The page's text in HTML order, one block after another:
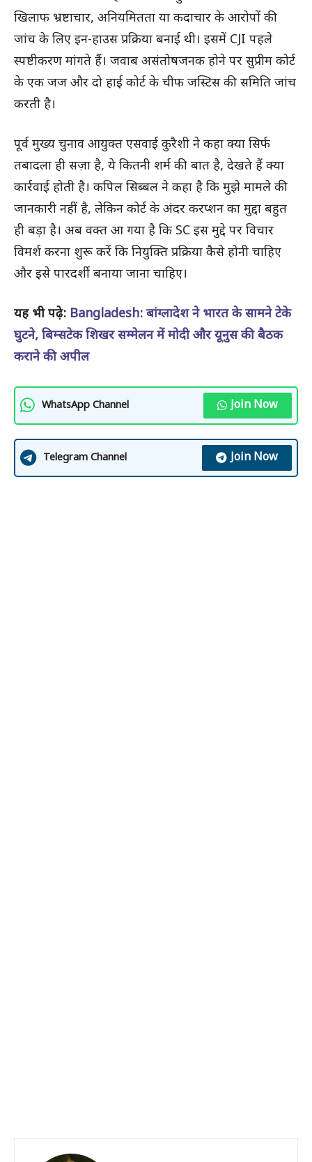
खिलाफ भ्रष्टाचार, अनियमितता या कदाचार के आरोपों की
जांच के लिए इन-हाउस प्रक्रिया बनाई थी। इसमें CJI पहले
स्पष्टीकरण मांगते हैं। जवाब असंतोषजनक होने पर सुप्रीम कोर्ट
के एक जज और दो हाई कोर्ट के चीफ जस्टिस की समिति जांच
करती है।
पूर्व मुख्य चुनाव आयुक्त एसवाई कुरैशी ने कहा क्या सिर्फ
तबादला ही सज़ा है, ये कितनी शर्म की बात है, देखते हैं क्या
कार्रवाई होती है। कपिल सिब्बल ने कहा है कि मुझे मामले की
जानकारी नहीं है, लेकिन कोर्ट के अंदर करप्शन का मुद्दा बहुत
ही बड़ा है। अब वक्त आ गया है कि SC इस मुद्दे पर विचार
विमर्श करना शुरू करें कि नियुक्ति प्रक्रिया कैसे होनी चाहिए
और इसे पारदर्शी बनाया जाना चाहिए।
यह भी पढ़े: Bangladesh: बांग्लादेश ने भारत के सामने टेके
घुटने, बिम्सटेक शिखर सम्मेलन में मोदी और यूनुस की बैठक
कराने की अपील
WhatsApp Channel Join Now
Telegram Channel Join Now